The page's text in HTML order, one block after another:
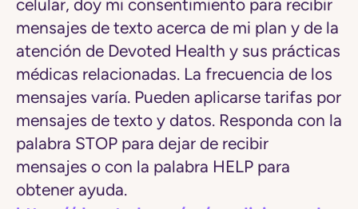
celular, doy mi consentimiento para recibir
mensajes de texto acerca de mi plan y de la
atención de Devoted Health y sus prácticas
médicas relacionadas. La frecuencia de los
mensajes varía. Pueden aplicarse tarifas por
mensajes de texto y datos. Responda con la
palabra STOP para dejar de recibir
mensajes o con la palabra HELP para
obtener ayuda.